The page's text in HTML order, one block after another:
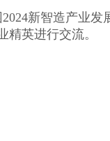
新智造产业发
英进行交流。